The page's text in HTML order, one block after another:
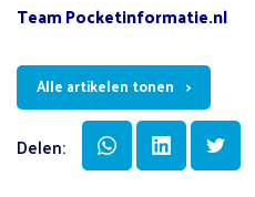
Team Pocketinformatie.nl
Alle artikelen tonen
Delen: